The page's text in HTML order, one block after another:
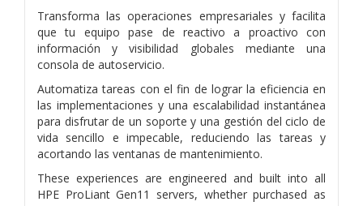
Transforma las operaciones empresariales y facilita
que tu equipo pase de reactivo a proactivo con
información y visibilidad globales mediante una
consola de autoservicio.
Automatiza tareas con el fin de lograr la eficiencia en
las implementaciones y una escalabilidad instantánea
para disfrutar de un soporte y una gestión del ciclo de
vida sencillo e impecable, reduciendo las tareas y
acortando las ventanas de mantenimiento.
These experiences are engineered and built into all
HPE ProLiant Gen11 servers, whether purchased as